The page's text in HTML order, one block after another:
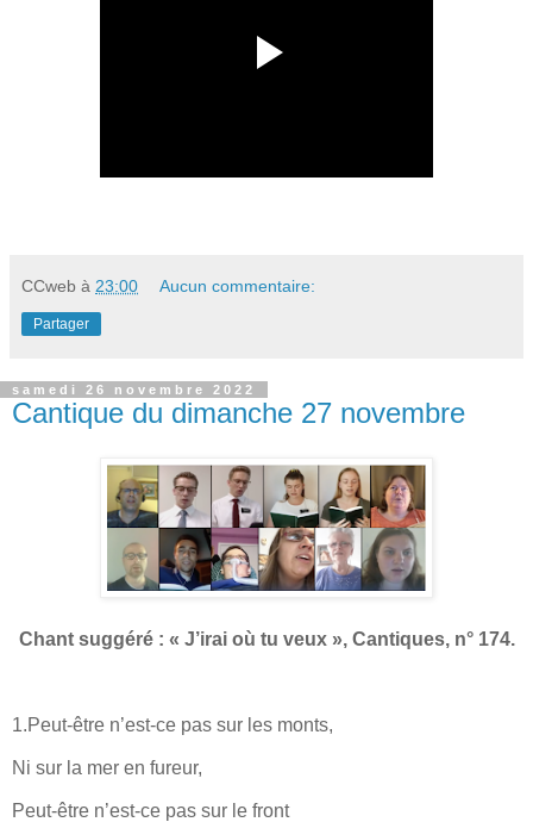
CCweb à 23:00 Aucun commentaire:
Partager
samedi 26 novembre 2022
Cantique du dimanche 27 novembre
Chant suggéré : « J’irai où tu veux », Cantiques, n° 174.
1.Peut-être n’est-ce pas sur les monts,
Ni sur la mer en fureur,
Peut-être n’est-ce pas sur le front